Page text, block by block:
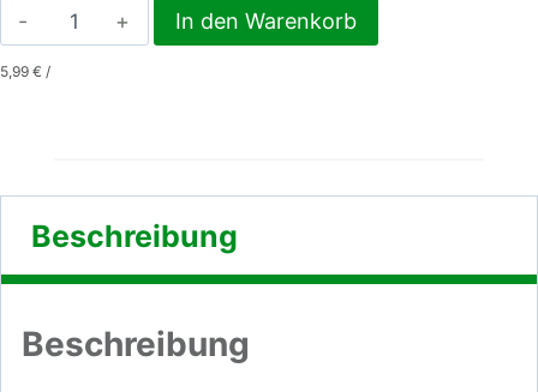
Burger,
Hibiskus/
cm
Menge
In den Warenkorb
5,99 € /
Beschreibung
Beschreibung